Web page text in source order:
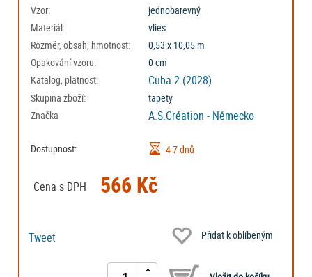
Vzor:
jednobarevný
Materiál:
vlies
Rozměr, obsah, hmotnost:
0,53 x 10,05 m
Opakování vzoru:
0 cm
Katalog, platnost:
Cuba 2 (2028)
Skupina zboží:
tapety
Značka
A.S.Création - Německo
Dostupnost: 4-7 dnů
Cena s DPH 566 Kč
Tweet Přidat k oblíbeným